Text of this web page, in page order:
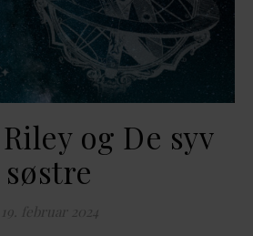
og De syv
søstre
19. februar 2024